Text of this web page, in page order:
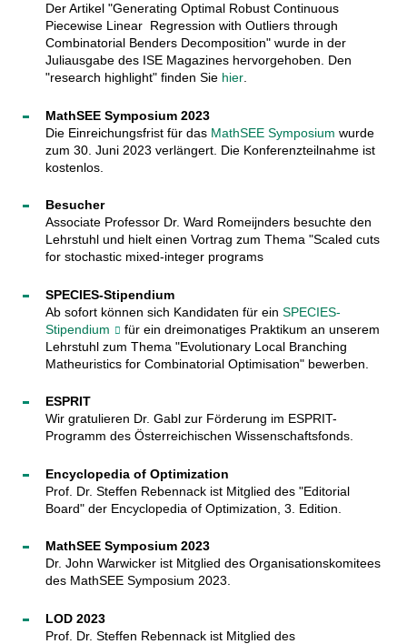
Der Artikel "Generating Optimal Robust Continuous
Piecewise Linear Regression with Outliers through
Combinatorial Benders Decomposition" wurde in der
Juliausgabe des ISE Magazines hervorgehoben. Den
"research highlight" finden Sie hier.
MathSEE Symposium 2023
Die Einreichungsfrist für das MathSEE Symposium wurde
zum 30. Juni 2023 verlängert. Die Konferenzteilnahme ist
kostenlos.
Besucher
Associate Professor Dr. Ward Romeijnders besuchte den
Lehrstuhl und hielt einen Vortrag zum Thema "Scaled cuts
for stochastic mixed-integer programs
SPECIES-Stipendium
Ab sofort können sich Kandidaten für ein SPECIES-
Stipendium
für ein dreimonatiges Praktikum an unserem
Lehrstuhl zum Thema "Evolutionary Local Branching
Matheuristics for Combinatorial Optimisation" bewerben.
ESPRIT
Wir gratulieren Dr. Gabl zur Förderung im ESPRIT-
Programm des Österreichischen Wissenschaftsfonds.
Encyclopedia of Optimization
Prof. Dr. Steffen Rebennack ist Mitglied des "Editorial
Board" der Encyclopedia of Optimization, 3. Edition.
MathSEE Symposium 2023
Dr. John Warwicker ist Mitglied des Organisationskomitees
des MathSEE Symposium 2023.
LOD 2023
Prof. Dr. Steffen Rebennack ist Mitglied des